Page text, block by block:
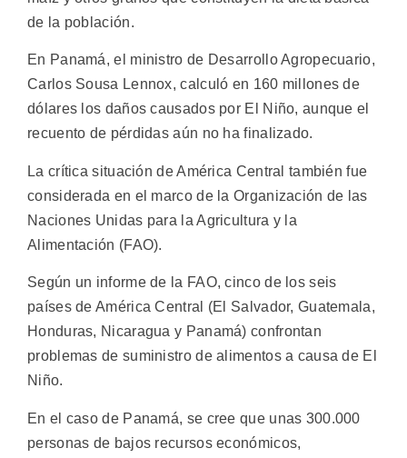
de la población.
En Panamá, el ministro de Desarrollo Agropecuario,
Carlos Sousa Lennox, calculó en 160 millones de
dólares los daños causados por El Niño, aunque el
recuento de pérdidas aún no ha finalizado.
La crítica situación de América Central también fue
considerada en el marco de la Organización de las
Naciones Unidas para la Agricultura y la
Alimentación (FAO).
Según un informe de la FAO, cinco de los seis
países de América Central (El Salvador, Guatemala,
Honduras, Nicaragua y Panamá) confrontan
problemas de suministro de alimentos a causa de El
Niño.
En el caso de Panamá, se cree que unas 300.000
personas de bajos recursos económicos,